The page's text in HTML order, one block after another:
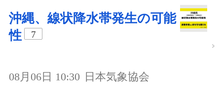
沖縄、線状降水帯発生の可能
性
7
08月06日 10:30 日本気象協会